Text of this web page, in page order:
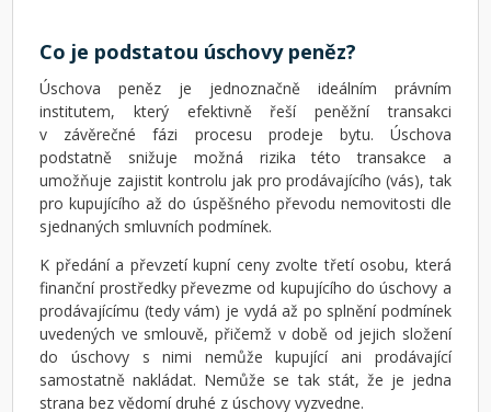
Co je podstatou úschovy peněz?
Úschova peněz je jednoznačně ideálním právním
institutem, který efektivně řeší peněžní transakci
v závěrečné fázi procesu prodeje bytu. Úschova
podstatně snižuje možná rizika této transakce a
umožňuje zajistit kontrolu jak pro prodávajícího (vás), tak
pro kupujícího až do úspěšného převodu nemovitosti dle
sjednaných smluvních podmínek.
K předání a převzetí kupní ceny zvolte třetí osobu, která
finanční prostředky převezme od kupujícího do úschovy a
prodávajícímu (tedy vám) je vydá až po splnění podmínek
uvedených ve smlouvě, přičemž v době od jejich složení
do úschovy s nimi nemůže kupující ani prodávající
samostatně nakládat. Nemůže se tak stát, že je jedna
strana bez vědomí druhé z úschovy vyzvedne.